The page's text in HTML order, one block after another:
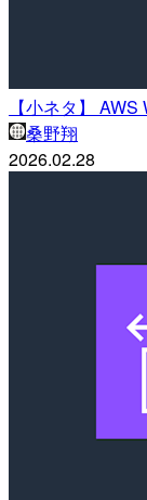
【小ネタ】
桑野翔
2026.02.28